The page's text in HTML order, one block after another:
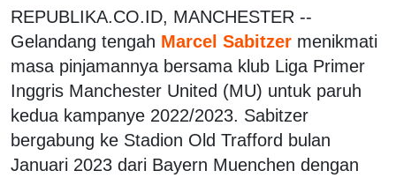
REPUBLIKA.CO.ID, MANCHESTER --
Gelandang tengah Marcel Sabitzer menikmati
masa pinjamannya bersama klub Liga Primer
Inggris Manchester United (MU) untuk paruh
kedua kampanye 2022/2023. Sabitzer
bergabung ke Stadion Old Trafford bulan
Januari 2023 dari Bayern Muenchen dengan